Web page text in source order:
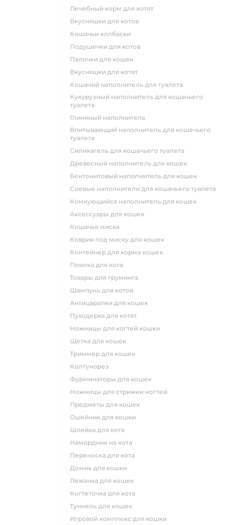
лечебный корм для котят
вкусняшки для котов
кошачьи колбаски
подушечки для котов
палочки для кошек
вкусняшки для котят
кошачий наполнитель для туалета
кукурузный наполнитель для кошачьего
туалета
глиняный наполнитель
впитывающий наполнитель для кошачьего
туалета
силикагель для кошачьего туалета
древесный наполнитель для кошек
бентонитовый наполнитель для кошек
соевые наполнители для кошачьего туалета
комкующийся наполнитель для кошек
аксессуары для кошек
кошачья миска
коврик под миску для кошек
контейнер для корма кошек
поилка для кота
товары для груминга
шампунь для котов
антицарапки для кошек
пуходерка для котят
ножницы для когтей кошки
щетка для кошек
триммер для кошек
колтунорез
фурминаторы для кошек
ножницы для стрижки ногтей
предметы для кошек
ошейник для кошки
шлейка для кота
намордник на кота
переноска для кота
домик для кошки
лежанка для кошек
когтеточка для кота
туннель для кошек
игровой комплекс для кошки